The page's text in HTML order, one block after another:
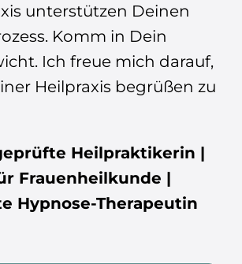
unterstützen Deinen
Komm in Dein
Ich freue mich darauf,
Heilpraxis begrüßen zu
Heilpraktikerin |
Frauenheilkunde |
Hypnose-Therapeutin